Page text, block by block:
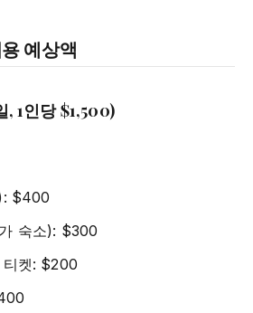
예상액
, 1인당 $1,500)
$400
숙소): $300
티켓: $200